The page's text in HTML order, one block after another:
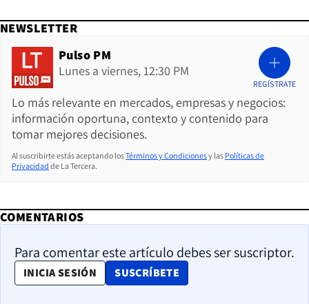
NEWSLETTER
Pulso PM
Lunes a viernes, 12:30 PM
Lo más relevante en mercados, empresas y negocios:
información oportuna, contexto y contenido para
tomar mejores decisiones.
REGÍSTRATE
Al suscribirte estás aceptando losTérminos y Condicionesy las Políticas de
Privacidad de La Tercera.
COMENTARIOS
Para comentar este artículo debes ser suscriptor.
INICIA SESIÓN SUSCRÍBETE
OPENS IN NEW WINDOW